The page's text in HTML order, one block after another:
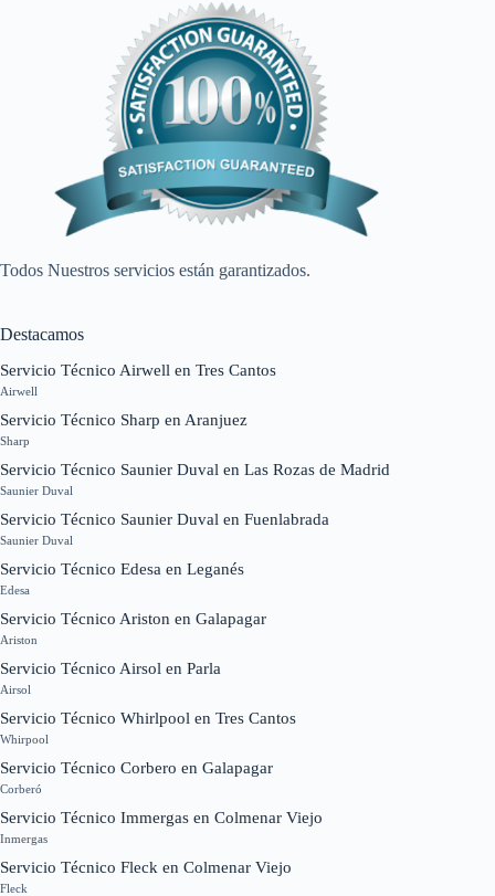
Todos Nuestros servicios están garantizados.
Destacamos
Servicio Técnico Airwell en Tres Cantos
Airwell
Servicio Técnico Sharp en Aranjuez
Sharp
Servicio Técnico Saunier Duval en Las Rozas de Madrid
Saunier Duval
Servicio Técnico Saunier Duval en Fuenlabrada
Saunier Duval
Servicio Técnico Edesa en Leganés
Edesa
Servicio Técnico Ariston en Galapagar
Ariston
Servicio Técnico Airsol en Parla
Airsol
Servicio Técnico Whirlpool en Tres Cantos
Whirpool
Servicio Técnico Corbero en Galapagar
Corberó
Servicio Técnico Immergas en Colmenar Viejo
Inmergas
Servicio Técnico Fleck en Colmenar Viejo
Fleck